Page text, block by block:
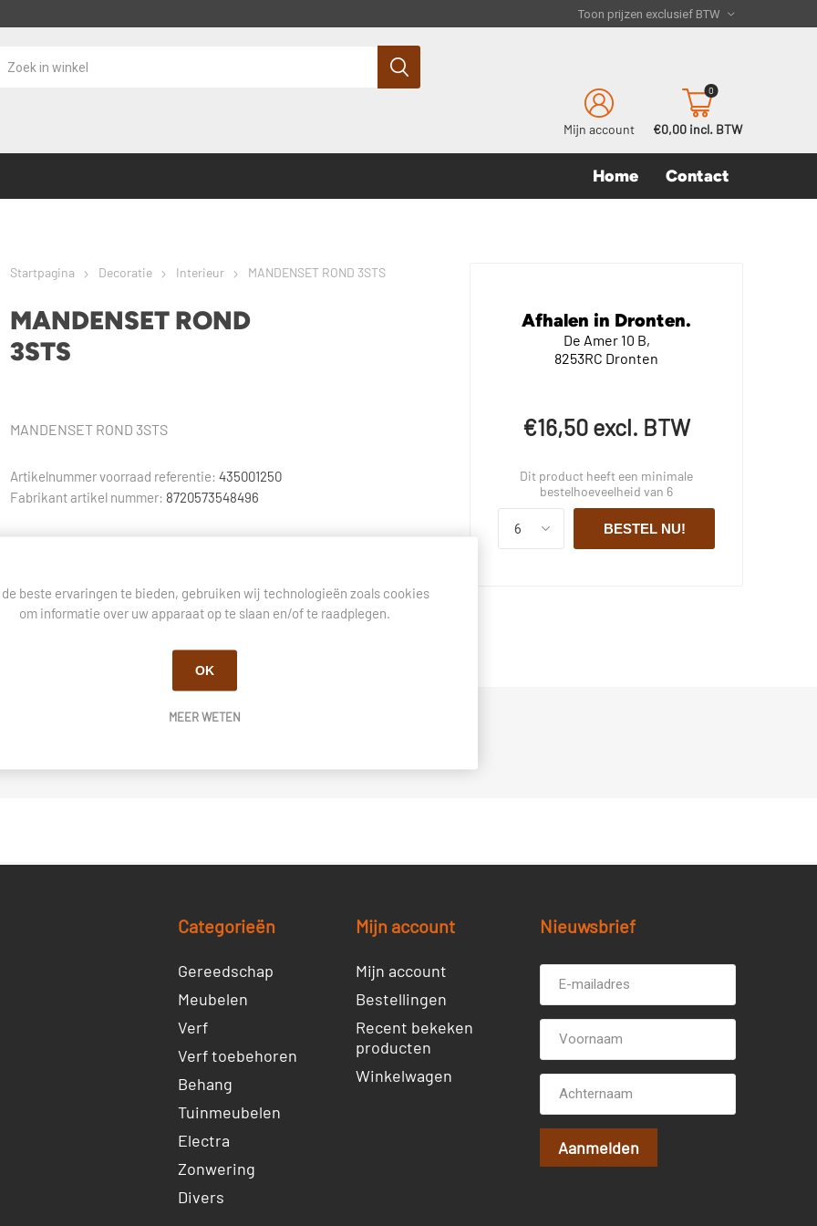
Mijn account
0
€0,00 incl. BTW
Home Contact
Startpagina Decoratie Interieur MANDENSET ROND 3STS
MANDENSET ROND
3STS
MANDENSET ROND 3STS
Artikelnummer voorraad referentie: 435001250
Fabrikant artikel nummer: 8720573548496
Afhalen in Dronten.
De Amer 10 B,
8253RC Dronten
€16,50 excl. BTW
Dit product heeft een minimale
bestelhoeveelheid van 6
BESTEL NU!
VRAGEN OVER DIT PRODUCT?
Categorieën
Gereedschap
Meubelen
Verf
Verf toebehoren
Behang
Tuinmeubelen
Electra
Zonwering
Divers
Mijn account
Mijn account
Bestellingen
Recent bekeken
producten
Winkelwagen
Nieuwsbrief
de beste ervaringen te bieden, gebruiken wij technologieën zoals cookies
om informatie over uw apparaat op te slaan en/of te raadplegen.
OK
MEER WETEN